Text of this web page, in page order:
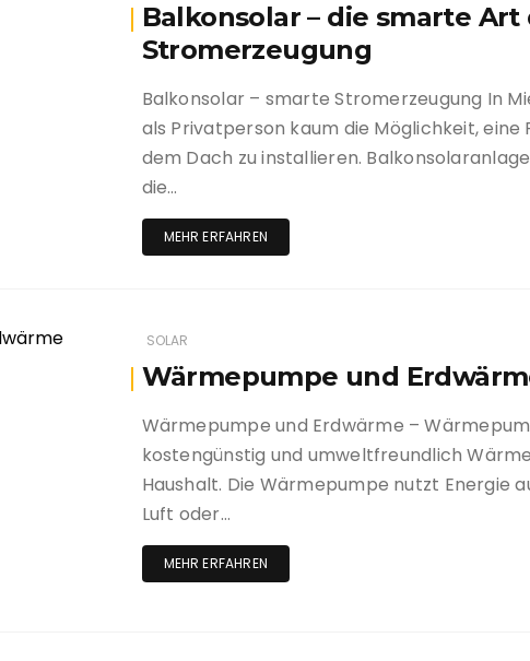
Balkonsolar – die smarte Art
Stromerzeugung
Balkonsolar – smarte Stromerzeugung In
als Privatperson kaum die Möglichkeit,
dem Dach zu installieren.
die…
MEHR ERFAHREN
SOLAR
Wärmepumpe und
Wärmepumpe und Erdwärme –
kostengünstig und umweltfreundlich
Haushalt. Die Wärmepumpe nutzt Energie
Luft oder…
MEHR ERFAHREN